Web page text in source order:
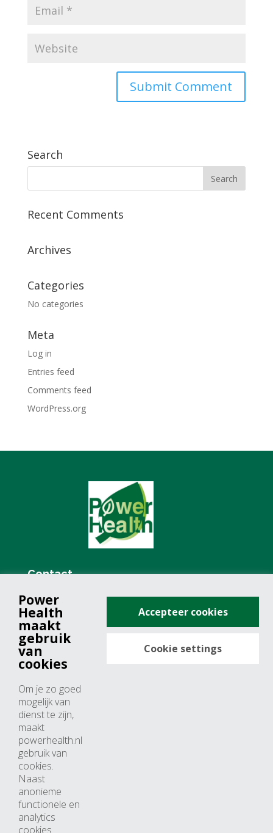
Search
Recent Comments
Archives
Categories
No categories
Meta
Log in
Entries feed
Comments feed
WordPress.org
Contact
+31 (0)76 571 19 68
info@powerhealth.nl
Adresse
4817 ZH breda
Nederland
Horaires d’ouvertures
Du lundi au jeudi: 09:00 – 17:00
Vendredi: 09:00 – 15:00
Power
Health
maakt
gebruik
van
cookies
Om je zo goed
mogelijk van
dienst te zijn,
maakt
powerhealth.nl
gebruik van
cookies.
Naast
anonieme
functionele en
analytics
cookies
Accepteer cookies
Cookie settings